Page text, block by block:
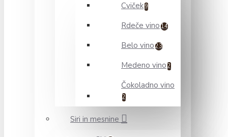
Cviček 9
Rdeče vino 14
Belo vino 23
Medeno vino 2
Čokoladno vino
2
Siri in mesnine